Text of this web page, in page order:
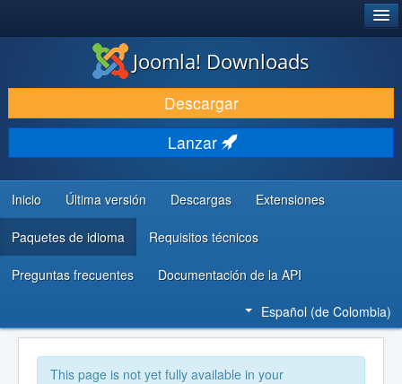
DESCARGAR
DESCUBRE Y APRENDE
COMUNIDAD Y AYUDA
RECURSOS PARA DESARROLLADORES
Joomla! Downloads
Descargar
Lanzar
Inicio Última versión Descargas Extensiones
Paquetes de idioma Requisitos técnicos
Preguntas frecuentes Documentación de la API
Español (de Colombia)
This page is not yet fully available in your